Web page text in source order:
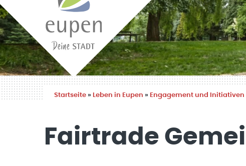
Startseite » Leben in Eupen » Engagement und Initiativen
Fairtrade